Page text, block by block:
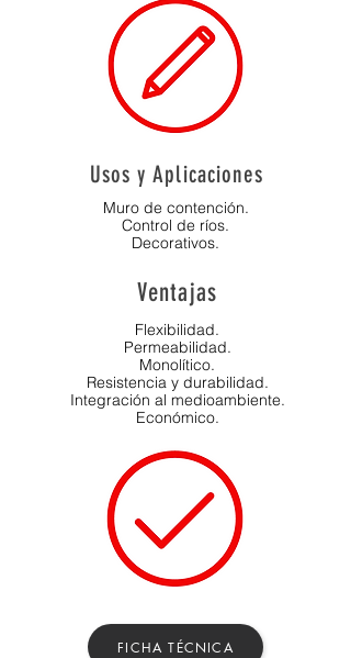
Usos y Aplicaciones
Muro de contención.
Control de ríos.
Decorativos.
Ventajas
Flexibilidad.
Permeabilidad.
Monolítico.
Resistencia y durabilidad.
Integración al medioambiente.
Económico.
FICHA TÉCNICA